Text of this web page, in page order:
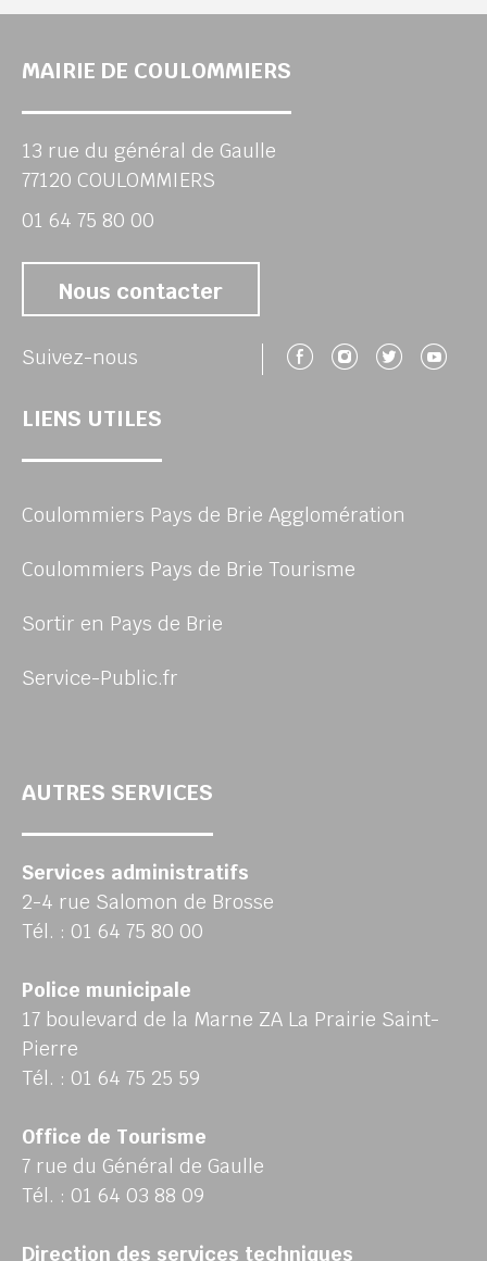
MAIRIE DE COULOMMIERS
13 rue du général de Gaulle
77120 COULOMMIERS
01 64 75 80 00
Nous contacter
Suivez-nous Suivez-nous
Suivez-
LIENS UTILES
Coulommiers Pays de Brie Agglomération
Coulommiers Pays de Brie Tourisme
Sortir en Pays de Brie
Service-Public.fr
AUTRES SERVICES
Services administratifs
2-4 rue Salomon de Brosse
Tél. : 01 64 75 80 00
Police municipale
17 boulevard de la Marne ZA La Prairie Saint-
Pierre
Tél. : 01 64 75 25 59
Office de Tourisme
7 rue du Général de Gaulle
Tél. : 01 64 03 88 09
Direction des services techniques